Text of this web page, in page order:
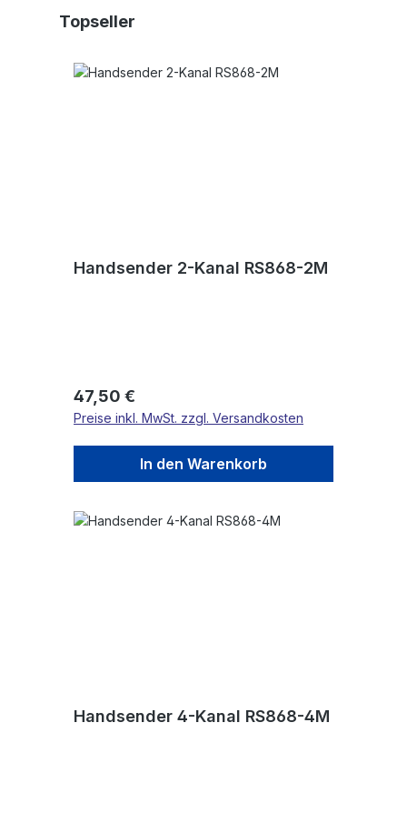
Produktgalerie überspringen
Topseller
Handsender 2-Kanal RS868-2M
Regulärer Preis:
47,50 €
Preise inkl. MwSt. zzgl. Versandkosten
In den Warenkorb
Handsender 4-Kanal RS868-4M